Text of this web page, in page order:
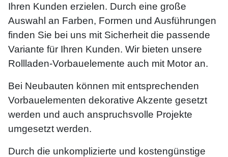
Ihren Kunden erzielen. Durch eine große
Auswahl an Farben, Formen und Ausführungen
finden Sie bei uns mit Sicherheit die passende
Variante für Ihren Kunden. Wir bieten unsere
Rollladen-Vorbauelemente auch mit Motor an.
Bei Neubauten können mit entsprechenden
Vorbauelementen dekorative Akzente gesetzt
werden und auch anspruchsvolle Projekte
umgesetzt werden.
Durch die unkomplizierte und kostengünstige